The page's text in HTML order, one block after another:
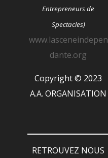
Entrepreneurs de
Spectacles)
www.lasceneindepen
dante.org
Copyright © 2023
A.A. ORGANISATION
RETROUVEZ NOUS